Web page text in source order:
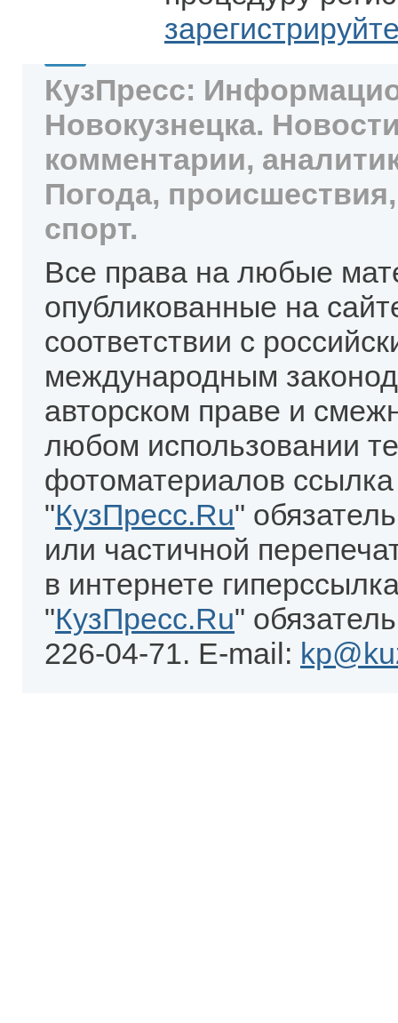
КузПресс:
Новокузнецка.
комментарии,
Погода,
спорт.
Все права на любые
опубликованные на
соответствии с
международным
авторском праве и
любом использовании
фотоматериалов
"КузПресс.Ru"
или частичной
в интернете
"КузПресс.Ru"
226-04-71. E-mail: